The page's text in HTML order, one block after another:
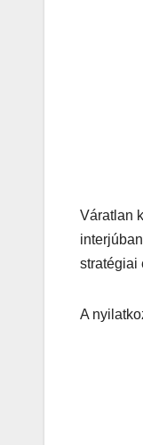
Váratlan
stratégiai
A